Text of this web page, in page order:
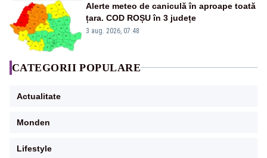
Alerte meteo de caniculă în aproape toată
țara. COD ROȘU în 3 județe
3 aug. 2026, 07:48
CATEGORII POPULARE
Actualitate
Monden
Lifestyle